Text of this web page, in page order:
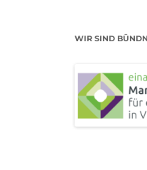
WIR SIND